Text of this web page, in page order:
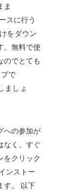
ま
スに行う
をダウン
。無料で使
のでとても
で
ましょ
への参加が
なく、すぐ
をクリック
ンストー
す。 以下